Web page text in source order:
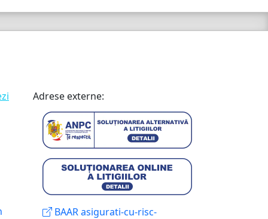
Adrese externe:
BAAR asigurati-cu-risc-